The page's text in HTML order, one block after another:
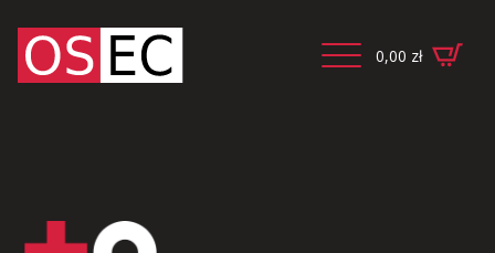
0,00 zł